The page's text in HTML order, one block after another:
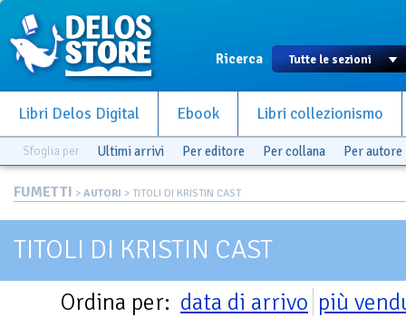
Ricerca
Libri Delos Digital Ebook Libri collezionismo
Sfoglia per Ultimi arrivi Per editore Per collana Per autore
FUMETTI > AUTORI > TITOLI DI KRISTIN CAST
TITOLI DI KRISTIN CAST
Ordina per: data di arrivo più